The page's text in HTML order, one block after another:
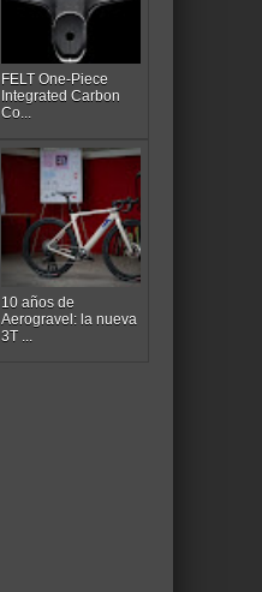
FELT One-Piece
Integrated Carbon
Co...
10 años de
Aerogravel: la nueva
3T ...